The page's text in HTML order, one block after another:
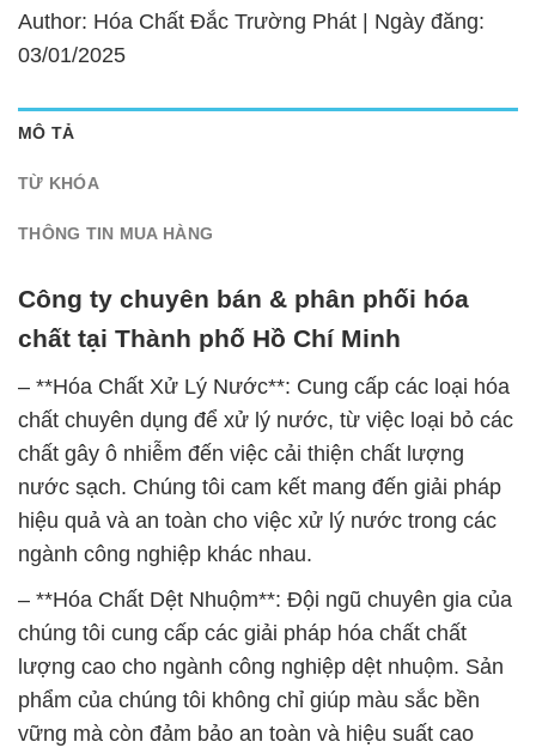
Author: Hóa Chất Đắc Trường Phát | Ngày đăng:
03/01/2025
MÔ TẢ
TỪ KHÓA
THÔNG TIN MUA HÀNG
Công ty chuyên bán & phân phối hóa
chất tại Thành phố Hồ Chí Minh
– **Hóa Chất Xử Lý Nước**: Cung cấp các loại hóa
chất chuyên dụng để xử lý nước, từ việc loại bỏ các
chất gây ô nhiễm đến việc cải thiện chất lượng
nước sạch. Chúng tôi cam kết mang đến giải pháp
hiệu quả và an toàn cho việc xử lý nước trong các
ngành công nghiệp khác nhau.
– **Hóa Chất Dệt Nhuộm**: Đội ngũ chuyên gia của
chúng tôi cung cấp các giải pháp hóa chất chất
lượng cao cho ngành công nghiệp dệt nhuộm. Sản
phẩm của chúng tôi không chỉ giúp màu sắc bền
vững mà còn đảm bảo an toàn và hiệu suất cao